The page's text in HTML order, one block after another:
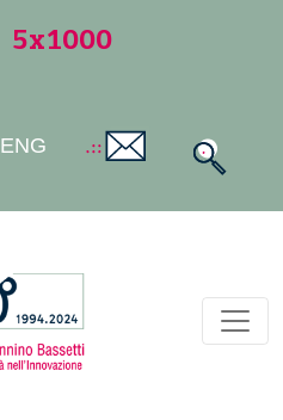
5x1000
ENG